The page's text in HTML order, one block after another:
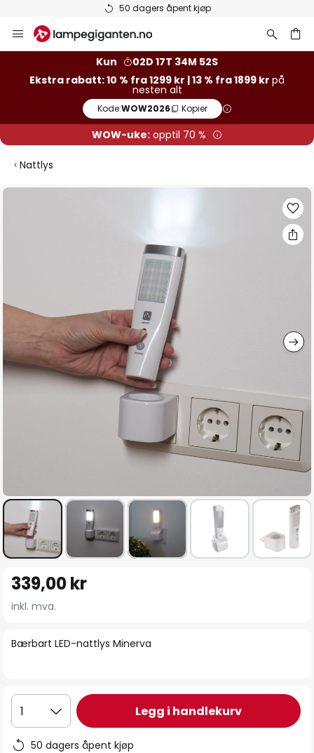
50 dagers åpent kjøp
Hopp
til
Kun
02D 17T 34M 52S
Ekstra rabatt: 10 % fra 1299 kr | 13 % fra 1899 kr på
nesten alt
Kode:WOW2026 Kopier
WOW-uke: opptil 70 %
Nattlys
Gå
begynnelsen
bildegalleri
Bærbart LED-nattlys Minerva
339,00 kr
inkl. mva.
1 Legg i handlekurv
50 dagers åpent kjøp